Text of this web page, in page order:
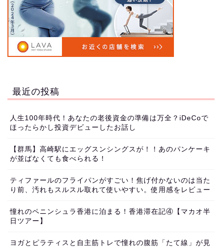
最近の投稿
人生100年時代！あなたの老後資金の準備は万全？iDeCoで
ほったらかし投資デビューしたお話し
【群馬】高崎駅にエッグスンシングスが！！あのパンケーキ
が並ばなくても食べられる！
ティファールのフライパンがすごい！焦げ付かないのは当た
り前、汚れもスルスル取れて使いやすい。使用感をレビュー
憧れのペニンシュラ香港に泊まる！香港滞在記④【マカオ半
日ツアー】
ヨガとピラティスと自主筋トレで憧れの腹筋「たて線」が見